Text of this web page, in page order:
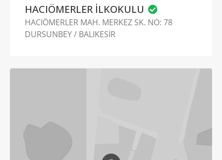
HACIÖMERLER İLKOKULU
HACIÖMERLER MAH. MERKEZ SK. NO: 78
DURSUNBEY / BALIKESİR